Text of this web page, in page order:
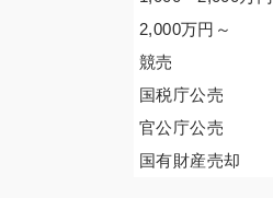
2,000万円 ～
競売
国税庁公売
官公庁公売
国有財産売却